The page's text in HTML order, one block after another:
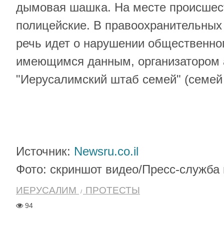
дымовая шашка. На месте
полицейские. В
речь идет о нарушении
имеющимся данным, организатором
"Иерусалимский штаб семей"
Источник: Newsru.co.il
Фото: скриншот видео/Пресс-
ИЕРУСАЛИМ ПРОТЕСТЫ
94